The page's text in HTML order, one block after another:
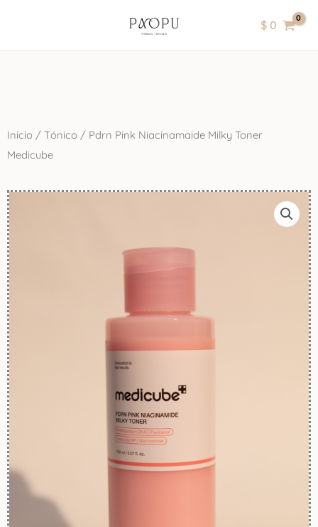
$0
Inicio / Tónico / Pdrn Pink Niacinamaide Milky Toner
Medicube